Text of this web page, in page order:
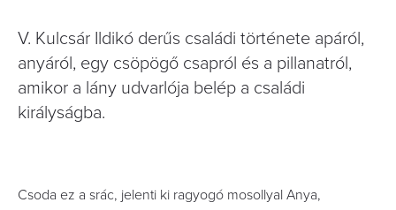
V. Kulcsár Ildikó derűs családi története apáról,
anyáról, egy csöpögő csapról és a pillanatról,
amikor a lány udvarlója belép a családi
királyságba.
Csoda ez a srác, jelenti ki ragyogó mosollyal Anya,